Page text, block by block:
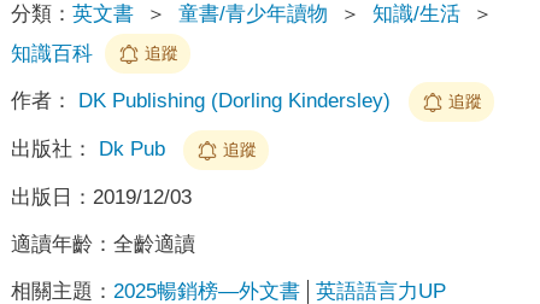
分類： 英文書 ＞ 童書/青少年讀物 ＞ 知識/生活
＞
知識百科
追蹤
作者： DK Publishing (Dorling Kindersley) 追蹤
出版社： Dk Pub 追蹤
出版日： 2019/12/03
適讀年齡： 全齡適讀
相關主題： 2025暢銷榜—外文書 英語語言力UP